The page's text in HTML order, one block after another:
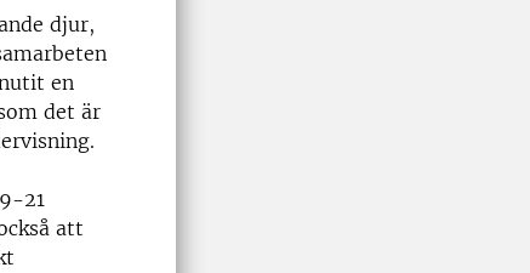
djur,
en
det är
21
att